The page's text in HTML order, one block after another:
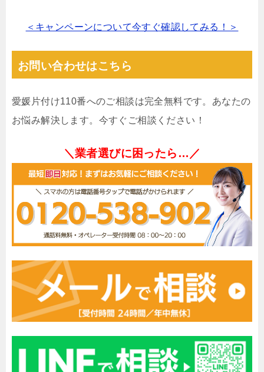
＜キャンペーンについて今すぐ確認してみる！＞
お問い合わせはこちら
愛媛片付け110番へのご相談は完全無料です。あなたの
お悩み解決します。今すぐご相談ください！
＼業者選びに困ったら…／